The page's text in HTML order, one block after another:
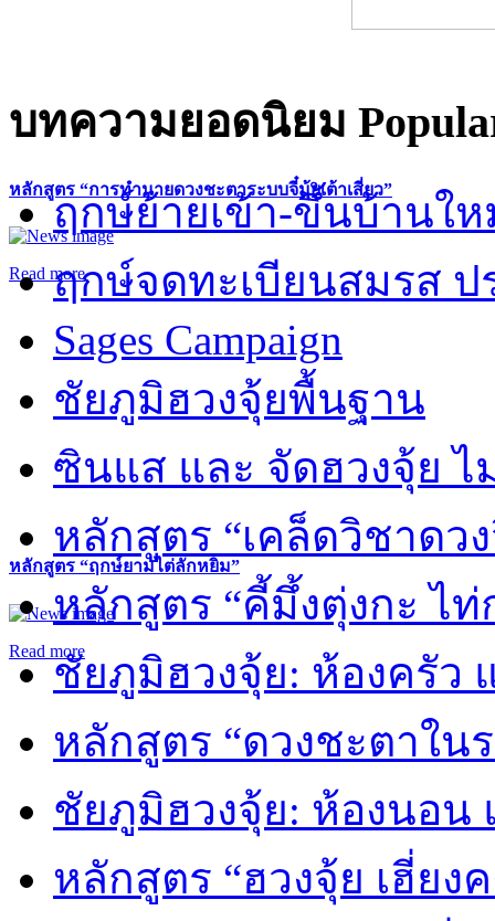
หลักสูตร “การทำนายดวงชะตาระบบจี๋มุ้ยเต้าเสี่ยว”
Read more
หลักสูตร “ฤกษ์ยามไต่ลักหยิ่ม”
Read more
บทความยอดนิยม
ฤกษ์ย้ายเข้า-ขึ้นบ้านให
ฤกษ์จดทะเบียนสมรส ป
Sages Campaign
ชัยภูมิฮวงจุ้ยพื้นฐาน
ซินแส และ จัดฮวงจุ้ย ไ
หลักสูตร “เคล็ดวิชาดว
หลักสูตร “คี้มึ้งตุ่งกะ ไ
ชัยภูมิฮวงจุ้ย: ห้องครัว
หลักสูตร “ดวงชะตาใน
ชัยภูมิฮวงจุ้ย: ห้องนอน
หลักสูตร “ฮวงจุ้ย เฮี่ยง